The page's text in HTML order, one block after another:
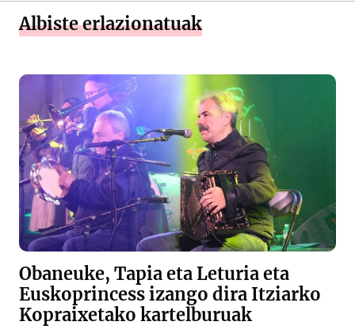
Albiste erlazionatuak
Obaneuke, Tapia eta Leturia eta
Euskoprincess izango dira Itziarko
Kopraixetako kartelburuak